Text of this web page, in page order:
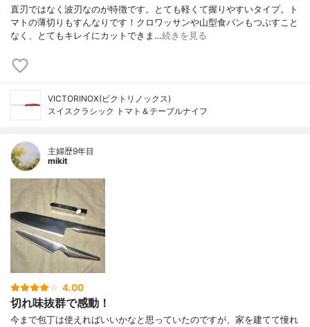
直刃ではなく波刃なのが特徴です。とても軽くて握りやすいタイプ。ト
マトの薄切りもすんなりです！クロワッサンや山型食パンもつぶすこと
なく、とてもキレイにカットできま…続きを見る
VICTORINOX(ビクトリノックス)
スイスクラシック トマト＆テーブルナイフ
主婦歴9年目
mikit
4.00
切れ味抜群で感動！
今まで包丁は使えればいいかなと思っていたのですが、家を建てて憧れ